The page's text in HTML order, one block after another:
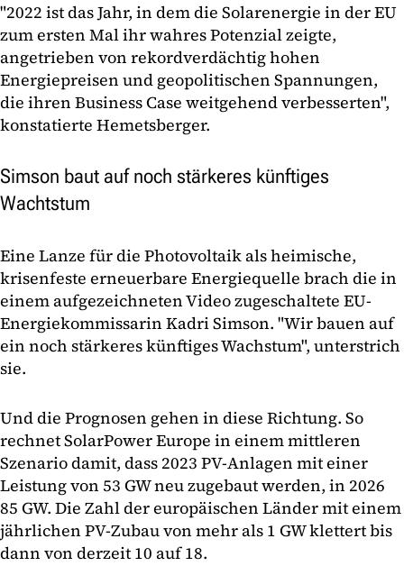
"2022 ist das Jahr, in dem die Solarenergie in der EU
zum ersten Mal ihr wahres Potenzial zeigte,
angetrieben von rekordverdächtig hohen
Energiepreisen und geopolitischen Spannungen,
die ihren Business Case weitgehend verbesserten",
konstatierte Hemetsberger.
Simson baut auf noch stärkeres künftiges
Wachtstum
Eine Lanze für die Photovoltaik als heimische,
krisenfeste erneuerbare Energiequelle brach die in
einem aufgezeichneten Video zugeschaltete EU-
Energiekommissarin Kadri Simson. "Wir bauen auf
ein noch stärkeres künftiges Wachstum", unterstrich
sie.
Und die Prognosen gehen in diese Richtung. So
rechnet SolarPower Europe in einem mittleren
Szenario damit, dass 2023 PV-Anlagen mit einer
Leistung von 53 GW neu zugebaut werden, in 2026
85 GW. Die Zahl der europäischen Länder mit einem
jährlichen PV-Zubau von mehr als 1 GW klettert bis
dann von derzeit 10 auf 18.